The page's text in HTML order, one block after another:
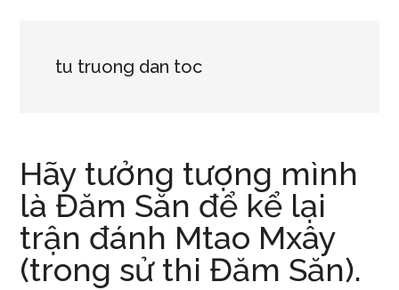
tu truong dan toc
Hãy tưởng tượng mình
là Đăm Săn để kể lại
trận đánh Mtao Mxây
(trong sử thi Đăm Săn).